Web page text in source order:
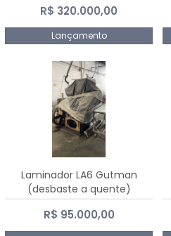
R$ 320.000,00
Lançamento
Laminador LA6 Gutman
(desbaste a quente)
R$ 95.000,00